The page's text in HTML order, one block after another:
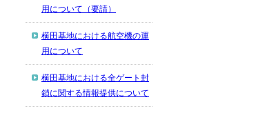
用について（要請）
横田基地における航空機の運
用について
横田基地における全ゲート封
鎖に関する情報提供について